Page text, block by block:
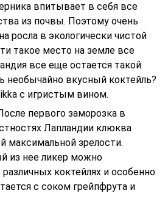
впитывает в себя все
из почвы. Поэтому очень
росла в экологически чистой
такое место на земле все
все еще остается такой.
необычайно вкусный коктейль?
с игристым вином.
первого заморозка в
Лапландии клюква
максимальной зрелости.
из нее ликер можно
коктейлях и особенно
с соком грейпфрута и